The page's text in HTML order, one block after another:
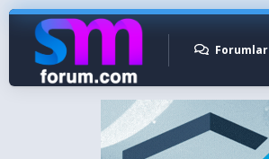
Forumlar